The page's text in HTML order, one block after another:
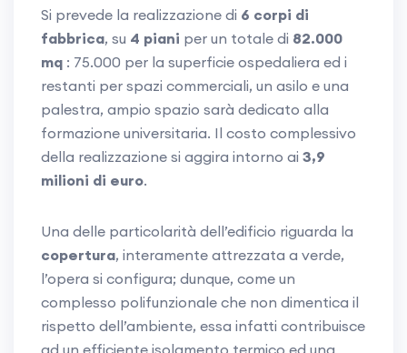
Si prevede la realizzazione di 6 corpi di
fabbrica, su 4 piani per un totale di 82.000
mq : 75.000 per la superficie ospedaliera ed i
restanti per spazi commerciali, un asilo e una
palestra, ampio spazio sarà dedicato alla
formazione universitaria. Il costo complessivo
della realizzazione si aggira intorno ai 3,9
milioni di euro.
Una delle particolarità dell’edificio riguarda la
copertura, interamente attrezzata a verde,
l’opera si configura; dunque, come un
complesso polifunzionale che non dimentica il
rispetto dell’ambiente, essa infatti contribuisce